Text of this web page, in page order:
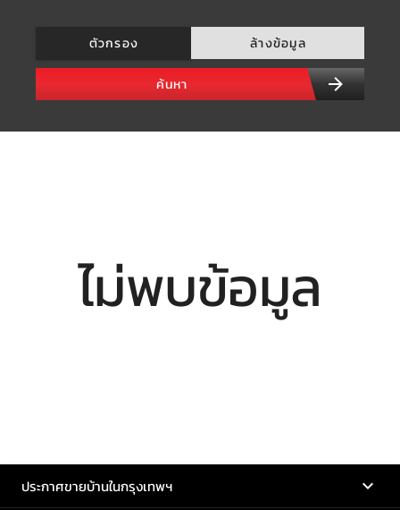
ตัวกรอง ล้างข้อมูล
ค้นหา
ไม่พบข้อมูล
ประกาศขายบ้านในกรุงเทพฯ